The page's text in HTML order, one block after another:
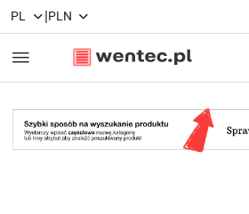
Przejdź do treści głównej
Przejdź do wyszukiwarki
Przejdź do moje konto
Przejdź do menu głównego
Przejdź do opisu produktu
Przejdź do stopki
PL |PLN